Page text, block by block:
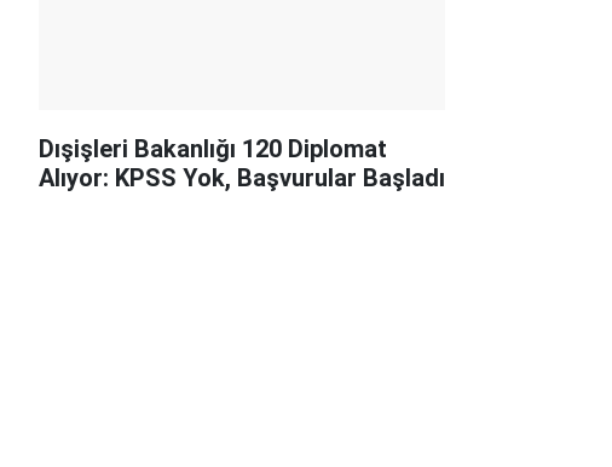
Dışişleri Bakanlığı 120 Diplomat
Alıyor: KPSS Yok, Başvurular Başladı